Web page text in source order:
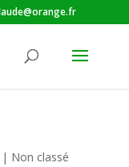
| Non classé